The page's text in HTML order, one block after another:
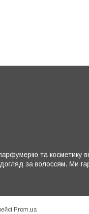
та косметику
за волоссям. Ми
Prom.ua